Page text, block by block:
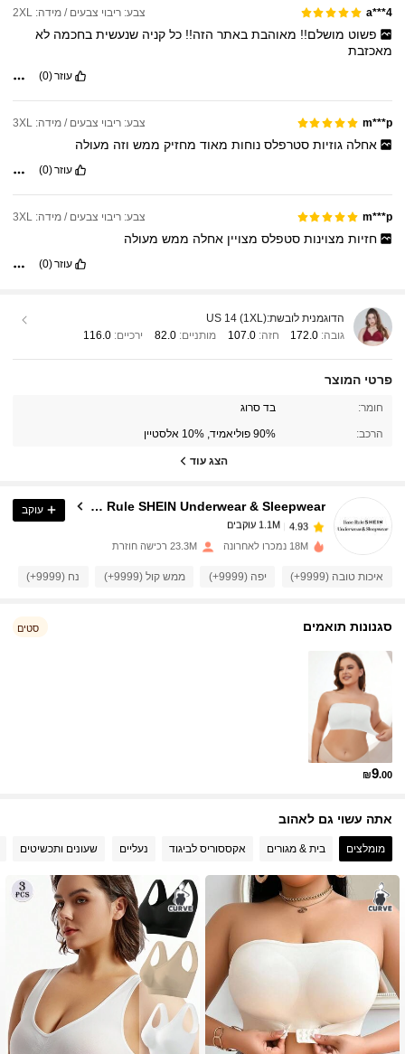
a***4 צבע: ריבוי צבעים / מידה: 2XL
פשוט מושלם!! מאוהבת באתר הזה!! כל קניה שנעשית בחכמה לא
מאכזבת
עוזר(0)
m***p צבע: ריבוי צבעים / מידה: 3XL
אחלה גוזיות סטרפלס נוחות מאוד מחזיק ממש וזה מעולה
עוזר(0)
m***p צבע: ריבוי צבעים / מידה: 3XL
חזיות מצוינות סטפלס מצויין אחלה ממש מעולה
עוזר(0)
הדוגמנית לובשת:US 14 (1XL)
גובה: 172.0 חזה:107.0 מותניים: 82.0 ירכיים: 116.0
פרטי המוצר
חומר: בד סרוג
הרכב: 90% פוליאמיד, 10% אלסטיין
הצג עוד
Base Rule SHEIN Underwear & Sleepwear
1.1M עוקבים
4.93
1.1M עוקבים
4.93 1.1M עוקבים
4.93 1.1M עוקבים
עוקב
18M נמכרו לאחרונה 23.3M רכישה חוזרת
איכות טובה (9999+) יפה (9999+) ממש קול (9999+) נח (9999+)
סגנונות תואמים סטים
₪9.00
אתה עשוי גם לאהוב
מומלצים בית & מגורים אקססוריס לביגוד נעליים שעונים ותכשיטים